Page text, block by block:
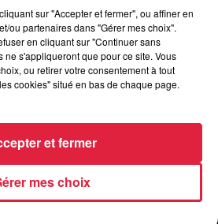
Le comité des fêtes du
sur "Accepter et fermer", ou affiner en
ou partenaires dans "Gérer mes choix".
en cliquant sur "Continuer sans
ne s'appliqueront que pour ce site. Vous
ou retirer votre consentement à tout
cookies" situé en bas de chaque page.
mes choix
et fermer